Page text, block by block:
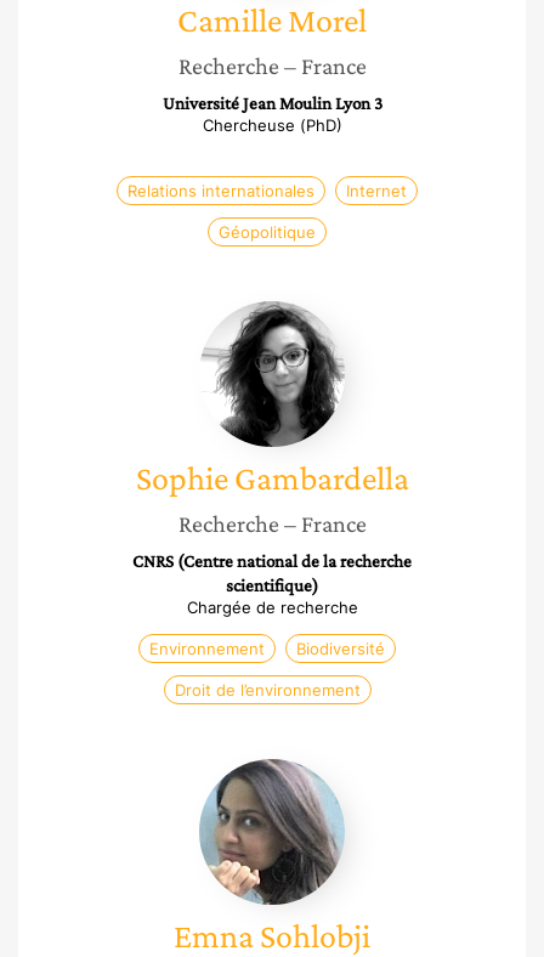
CamilleMorel
Recherche – France
Université Jean Moulin Lyon 3
Chercheuse (PhD)
Relations internationales Internet
Géopolitique
Sophie
Gambardella
Sophie Gambardella
Recherche – France
CNRS (Centre national de la recherche
scientifique)
Chargée de recherche
Environnement Biodiversité
Droit de l’environnement
Emna
Sohlobji
EmnaSohlobji